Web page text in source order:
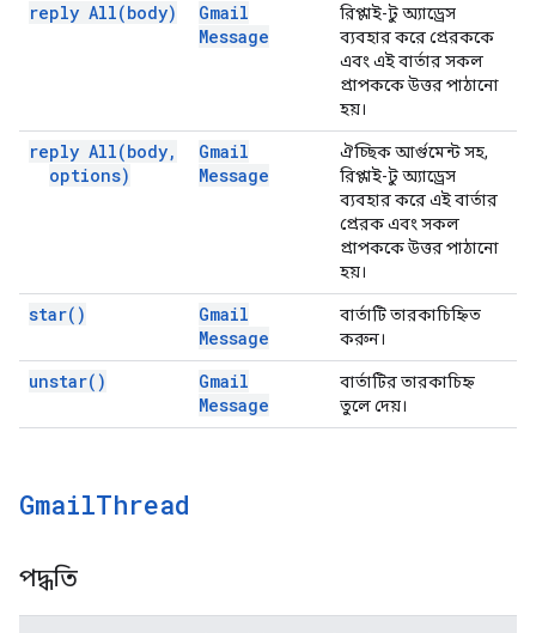
reply All(body)
Gmail
Message
রিপ্লাই-টু অ্যাড্রেস
ব্যবহার করে প্রেরককে
এবং এই বার্তার সকল
প্রাপককে উত্তর পাঠানো
হয়।
reply All(body,
options)
Gmail
Message
ঐচ্ছিক আর্গুমেন্ট সহ,
রিপ্লাই-টু অ্যাড্রেস
ব্যবহার করে এই বার্তার
প্রেরক এবং সকল
প্রাপককে উত্তর পাঠানো
হয়।
star( )
Gmail
Message
বার্তাটি তারকাচিহ্নিত
করুন।
unstar( )
Gmail
Message
বার্তাটির তারকাচিহ্ন
তুলে দেয়।
GmailThread
পদ্ধতি